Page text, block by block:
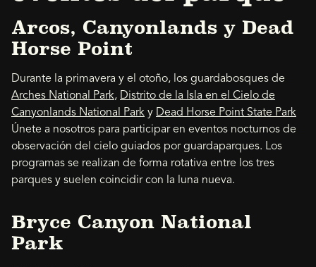
Arcos, Canyonlands y Dead
Horse Point
Durante la primavera y el otoño, los guardabosques de
Arches National Park, Distrito de la Isla en el Cielo de
Canyonlands National Park y Dead Horse Point State Park
Únete a nosotros para participar en eventos nocturnos de
observación del cielo guiados por guardaparques. Los
programas se realizan de forma rotativa entre los tres
parques y suelen coincidir con la luna nueva.
Bryce Canyon National
Park